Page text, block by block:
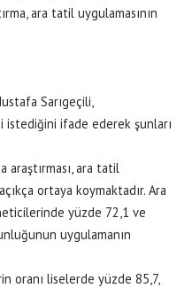
ara tatil uygulamasının
Sarıgeçili,
ifade ederek şunları
araştırması, ara tatil
ortaya koymaktadır. Ara
yüzde 72,1 ve
uygulamanın
oranı liselerde yüzde 85,7,